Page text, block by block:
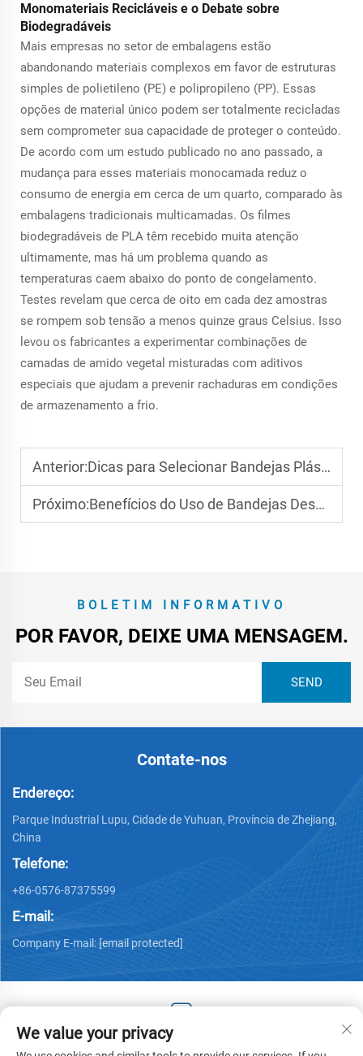
Monomateriais Recicláveis e o Debate sobre
Biodegradáveis
Mais empresas no setor de embalagens estão
abandonando materiais complexos em favor de estruturas
simples de polietileno (PE) e polipropileno (PP). Essas
opções de material único podem ser totalmente recicladas
sem comprometer sua capacidade de proteger o conteúdo.
De acordo com um estudo publicado no ano passado, a
mudança para esses materiais monocamada reduz o
consumo de energia em cerca de um quarto, comparado às
embalagens tradicionais multicamadas. Os filmes
biodegradáveis de PLA têm recebido muita atenção
ultimamente, mas há um problema quando as
temperaturas caem abaixo do ponto de congelamento.
Testes revelam que cerca de oito em cada dez amostras
se rompem sob tensão a menos quinze graus Celsius. Isso
levou os fabricantes a experimentar combinações de
camadas de amido vegetal misturadas com aditivos
especiais que ajudam a prevenir rachaduras em condições
de armazenamento a frio.
Anterior:Dicas para Selecionar Bandejas Plásticas Seguras para Carnes
Próximo:Benefícios do Uso de Bandejas Descartáveis para Alimentos
BOLETIM INFORMATIVO
POR FAVOR, DEIXE UMA MENSAGEM.
Contate-nos
Endereço:
Parque Industrial Lupu, Cidade de Yuhuan, Província de Zhejiang,
China
Telefone:
+86-0576-87375599
E-mail:
Company E-mail: [email protected]
We value your privacy